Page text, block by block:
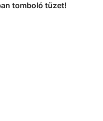
tomboló tüzet!